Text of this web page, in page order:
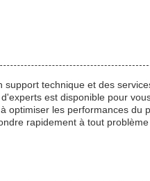
support technique et des
est disponible pour
optimiser les performances du
rapidement à tout